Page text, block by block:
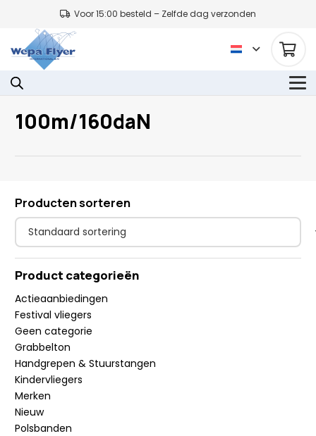
Voor 15:00 besteld – Zelfde dag verzonden
100m/160daN
Producten sorteren
Product categorieën
Actieaanbiedingen
Festival vliegers
Geen categorie
Grabbelton
Handgrepen & Stuurstangen
Kindervliegers
Merken
Nieuw
Polsbanden